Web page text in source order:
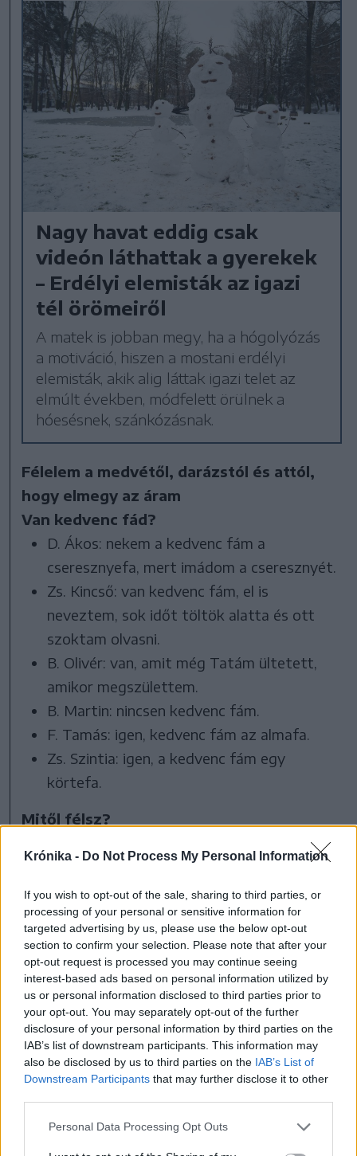
Krónika - Do Not Process My Personal Information
If you wish to opt-out of the sale, sharing to third parties, or
processing of your personal or sensitive information for
targeted advertising by us, please use the below opt-out
section to confirm your selection. Please note that after your
opt-out request is processed you may continue seeing
interest-based ads based on personal information utilized by
us or personal information disclosed to third parties prior to
your opt-out. You may separately opt-out of the further
disclosure of your personal information by third parties on the
IAB’s list of downstream participants. This information may
also be disclosed by us to third parties on the IAB’s List of
Downstream Participants that may further disclose it to other
Personal Data Processing Opt Outs
Nagy havat eddig csak
videón láthattak a gyerekek
– Erdélyi elemisták az igazi
tél örömeiről
A matek is jobban megy, ha a hógolyózás
a motiváció, hiszen a mostani erdélyi
elemisták, akik alig láttak igazi telet az
elmúlt években, módfelett örülnek a
hóesésnek, szánkózásnak.
Félelem a medvétől, darázstól és attól,
hogy elmegy az áram
Van kedvenc fád?
D. Ákos: nekem a kedvenc fám a
cseresznyefa, mert imádom a cseresznyét.
Zs. Kincső: van kedvenc fám, el is
neveztem, sok időt töltök alatta és ott
szoktam olvasni.
B. Olivér: van, amit még Tatám ültetett,
amikor megszülettem.
B. Martin: nincsen kedvenc fám.
F. Tamás: igen, kedvenc fám az almafa.
Zs. Szintia: igen, a kedvenc fám egy
körtefa.
Mitől félsz?
Zs. Kincső: hát sok mindentől, például a
harapós meg a veszélyes kutyáktól, hogy
megtámadnak, de a legjobban a jó Istentől.
B. Martin: hogy elmegy az áram.
F. Tamás: Orsitól, a nővéremtől – mert meg
szokott ijeszteni.
Zs. Szintia: a darázstól félek.
Zsíros kenyér versus chips
Szereted-e a zsíros kenyeret, tejbegrízt,
D. Ákos: a zsíros kenyeret szeretem, a